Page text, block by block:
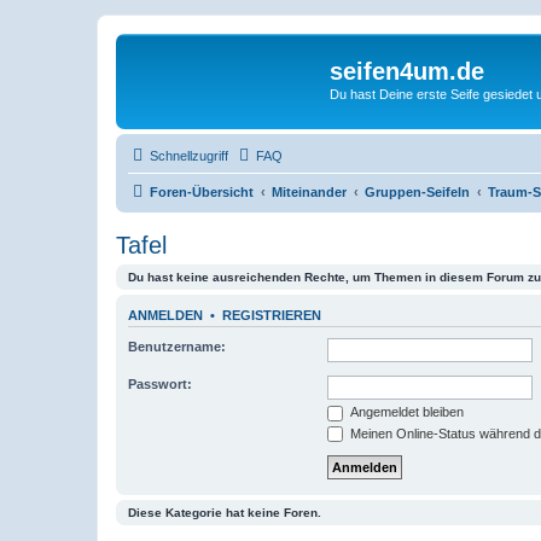
seifen4um.de
Du hast Deine erste Seife gesiedet
Schnellzugriff FAQ
Foren-Übersicht Miteinander Gruppen-Seifeln Traum-
Tafel
Du hast keine ausreichenden Rechte, um Themen in diesem Forum
ANMELDEN • REGISTRIEREN
Benutzername:
Passwort:
Angemeldet bleiben
Meinen Online-Status während
Diese Kategorie hat keine Foren.